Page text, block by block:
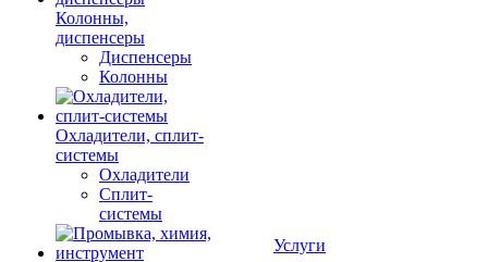
Колонны,
диспенсеры
Диспенсеры
Колонны
Охладители, сплит-
системы
Охладители
Сплит-
системы
Услуги